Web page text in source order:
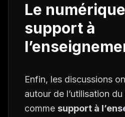
Le
support à
Enfin, les discussions
autour de l’utilisation
comme support à